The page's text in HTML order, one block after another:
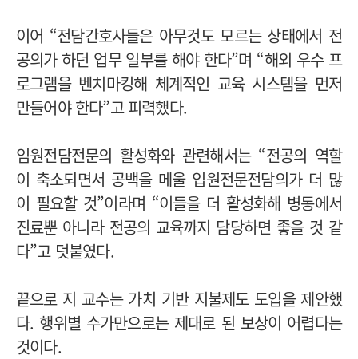
이어 “전담간호사들은 아무것도 모르는 상태에서 전
공의가 하던 업무 일부를 해야 한다”며 “해외 우수 프
로그램을 벤치마킹해 체계적인 교육 시스템을 먼저
만들어야 한다”고 피력했다.
임원전담전문의 활성화와 관련해서는 “전공의 역할
이 축소되면서 공백을 메울 입원전문전담의가 더 많
이 필요할 것”이라며 “이들을 더 활성화해 병동에서
진료뿐 아니라 전공의 교육까지 담당하면 좋을 것 같
다”고 덧붙였다.
끝으로 지 교수는 가치 기반 지불제도 도입을 제안했
다. 행위별 수가만으로는 제대로 된 보상이 어렵다는
것이다.